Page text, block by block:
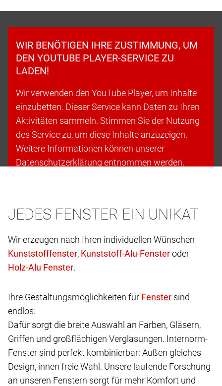
WIR BENÖTIGEN IHRE ZUSTIMMUNG, UM
DEN YOUTUBE PLAYER-SERVICE ZU
LADEN!
Wir verwenden den YouTube Player, um Inhalte
einzubetten. Dieser Service kann Daten zu Ihren
Aktivitäten sammeln. Stimmen Sie der Nutzung
des Service zu, um diese Inhalte anzuzeigen.
Weitere Informationen können unserer
Datenschutzerklärung entnommen werden.
JEDES FENSTER EIN UNIKAT
Wir erzeugen nach Ihren individuellen Wünschen
,
oder
.
Ihre Gestaltungsmöglichkeiten für
sind
endlos:
Dafür sorgt die breite Auswahl an Farben, Gläsern,
Griffen und großflächigen Verglasungen. Internorm-
Fenster sind perfekt kombinierbar: Außen gleiches
Design, innen freie Wahl. Unsere laufende Forschung
an unseren Fenstern sorgt für mehr Komfort und